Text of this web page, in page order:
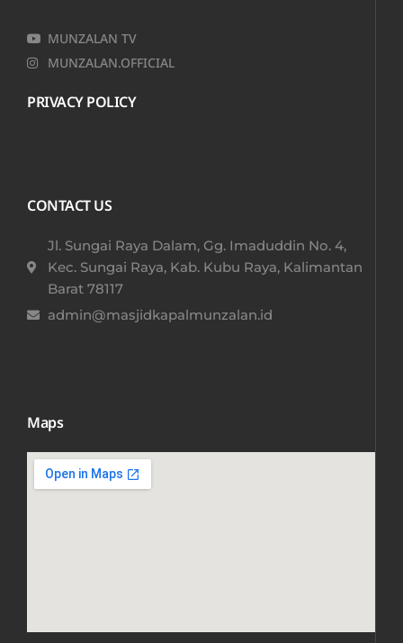
MUNZALAN TV
MUNZALAN.OFFICIAL
PRIVACY POLICY
CONTACT US
Jl. Sungai Raya Dalam, Gg. Imaduddin No. 4,
Kec. Sungai Raya, Kab. Kubu Raya, Kalimantan
Barat 78117​
admin@masjidkapalmunzalan.id
Maps